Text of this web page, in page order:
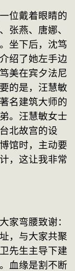
位戴着眼睛的
张燕、唐娜、
坐下后，沈笃
绍了她左手边
美在宾夕法尼
的是，汪慧敏
名建筑大师的
。汪慧敏女士
北故宫的设
馆时，主动要
，这让我非常
家弯腰致谢：
，与大家共聚
先生主导下建
血缘是割不断